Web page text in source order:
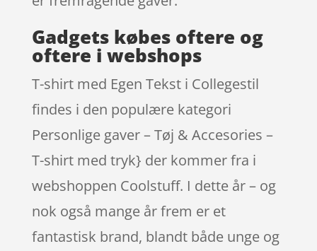
Gadgets købes oftere og
oftere i webshops
T-shirt med Egen Tekst i Collegestil
findes i den populære kategori
Personlige gaver – Tøj & Accesories –
T-shirt med tryk} der kommer fra i
webshoppen Coolstuff. I dette år – og
nok også mange år frem er et
fantastisk brand, blandt både unge og